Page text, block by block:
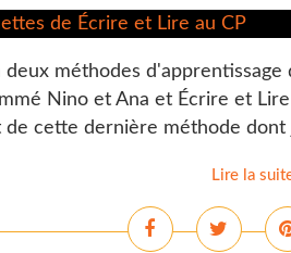
deux méthodes
Nino et Ana et Écrire et
de cette dernière méthode dont
Lire la